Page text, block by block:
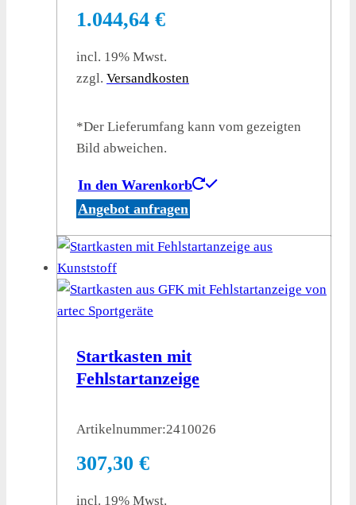
1.044,64 €
incl. 19% Mwst.
zzgl. Versandkosten
*Der Lieferumfang kann vom gezeigten
Bild abweichen.
In den Warenkorb
Angebot anfragen
Startkasten mit
Fehlstartanzeige
Artikelnummer:2410026
307,30 €
incl. 19% Mwst.